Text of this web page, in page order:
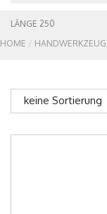
LÄNGE 250
HOME
HANDWERKZEUG
keine Sortierung